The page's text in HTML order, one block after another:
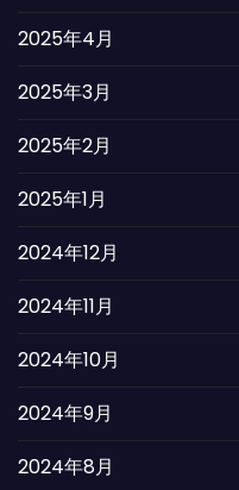
2025年4月
2025年3月
2025年2月
2025年1月
2024年12月
2024年11月
2024年10月
2024年9月
2024年8月